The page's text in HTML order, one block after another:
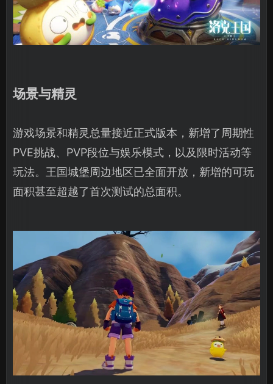
场景与精灵
游戏场景和精灵总量接近正式版本，新增了周期性
PVE挑战、PVP段位与娱乐模式，以及限时活动等
玩法。王国城堡周边地区已全面开放，新增的可玩
面积甚至超越了首次测试的总面积。